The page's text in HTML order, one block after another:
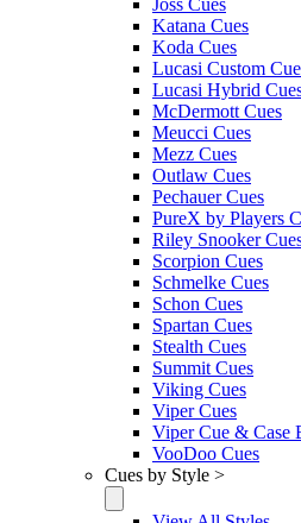
Joss Cues
Katana Cues
Koda Cues
Lucasi Custom
Lucasi Hybrid
McDermott Cues
Meucci Cues
Mezz Cues
Outlaw Cues
Pechauer Cues
PureX by Players
Riley Snooker
Scorpion Cues
Schmelke Cues
Schon Cues
Spartan Cues
Stealth Cues
Summit Cues
Viking Cues
Viper Cues
Viper Cue & Case
VooDoo Cues
Cues by Style >